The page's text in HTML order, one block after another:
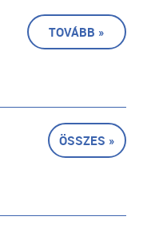
TOVÁBB »
ÖSSZES »